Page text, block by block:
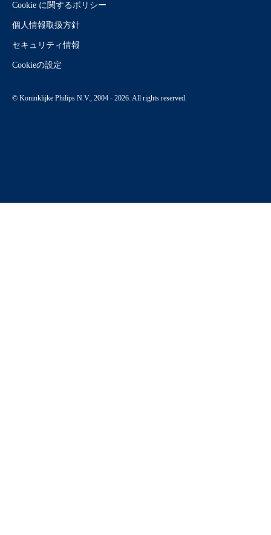
Cookie に関するポリシー
個人情報取扱方針
セキュリティ情報
Cookieの設定
© Koninklijke Philips N.V., 2004 - 2026. All rights reserved.